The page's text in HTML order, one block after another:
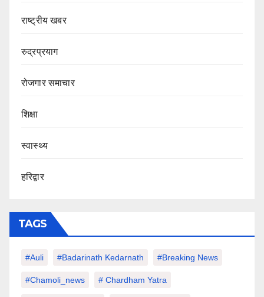
राष्ट्रीय खबर
रुद्रप्रयाग
रोजगार समाचार
शिक्षा
स्वास्थ्य
हरिद्वार
TAGS
#auli #Badarinath Kedarnath #Breaking News
#chamoli_news # Chardham Yatra